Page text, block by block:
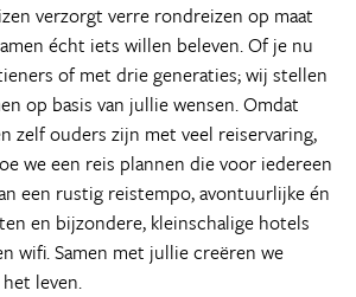
verzorgt verre rondreizen op maat
écht iets willen beleven. Of je nu
of met drie generaties; wij stellen
op basis van jullie wensen. Omdat
zelf ouders zijn met veel reiservaring,
we een reis plannen die voor iedereen
een rustig reistempo, avontuurlijke én
en bijzondere, kleinschalige hotels
wifi. Samen met jullie creëren we
leven.